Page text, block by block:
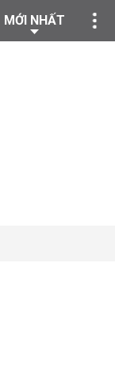
MỚI NHẤT